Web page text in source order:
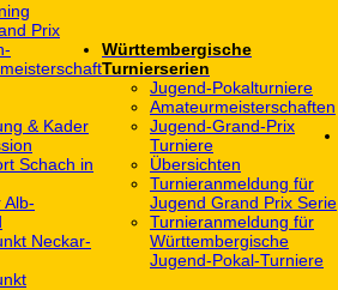
Prix
& Kader
Schach in
Alb-
Neckar-
Württembergische
Turnierserien
Jugend-Pokalturniere
Amateurmeisterschaften
Jugend-Grand-Prix
Turniere
Übersichten
Turnieranmeldung für
Jugend Grand Prix Serie
Turnieranmeldung für
Württembergische
Jugend-Pokal-Turniere